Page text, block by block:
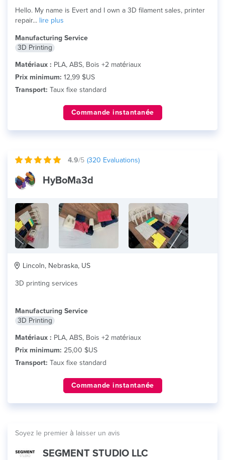
Hello. My name is Evert and I own a 3D filament sales, printer
repair... lire plus
Manufacturing Service
3D Printing
Matériaux : PLA, ABS, Bois +2 matériaux
Prix minimum: 12,99 $US
Transport: Taux fixe standard
Commande instantanée
4.9/5 (320 Evaluations)
HyBoMa3d
Lincoln, Nebraska, US
3D printing services
Manufacturing Service
3D Printing
Matériaux : PLA, ABS, Bois +2 matériaux
Prix minimum: 25,00 $US
Transport: Taux fixe standard
Commande instantanée
Soyez le premier à laisser un avis
SEGMENT STUDIO LLC